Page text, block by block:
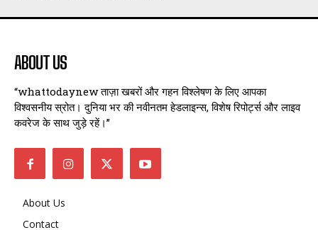
ABOUT US
“whattodaynew ताज़ा खबरों और गहन विश्लेषण के लिए आपका
विश्वसनीय स्रोत। दुनिया भर की नवीनतम हेडलाइन्स, विशेष रिपोर्ट्स और लाइव
कवरेज के साथ जुड़े रहें।”
About Us
Contact